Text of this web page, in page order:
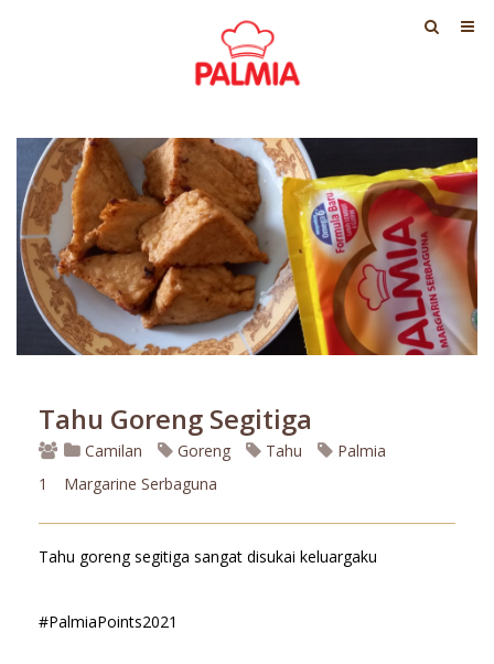
Tahu Goreng Segitiga
1
Camilan Goreng Tahu
Palmia
Margarine Serbaguna
Tahu goreng segitiga sangat disukai keluargaku
#PalmiaPoints2021